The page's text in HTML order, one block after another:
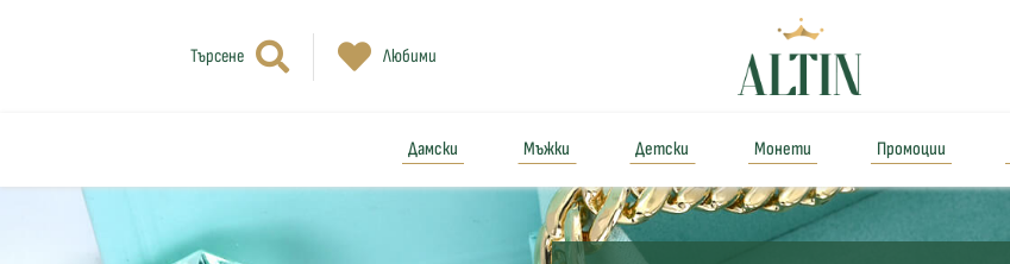
Търсене Любими
Дамски Мъжки Детски Монети Промоции